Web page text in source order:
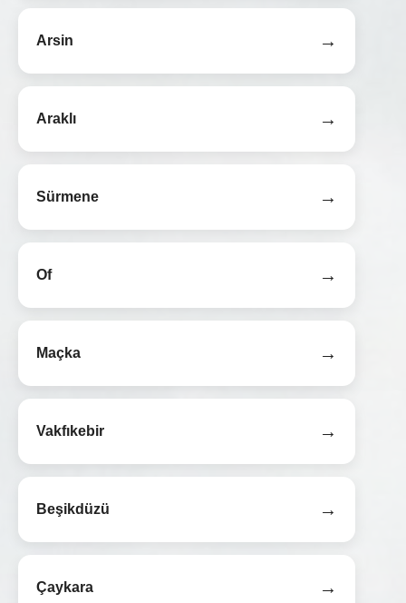
Arsin →
Araklı →
Sürmene →
Of →
Maçka →
Vakfıkebir →
Beşikdüzü →
Çaykara →